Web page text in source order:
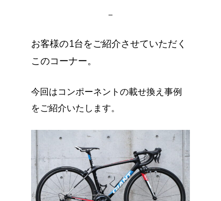
お客様の1台をご紹介させていただく
このコーナー。
今回はコンポーネントの載せ換え事例
をご紹介いたします。